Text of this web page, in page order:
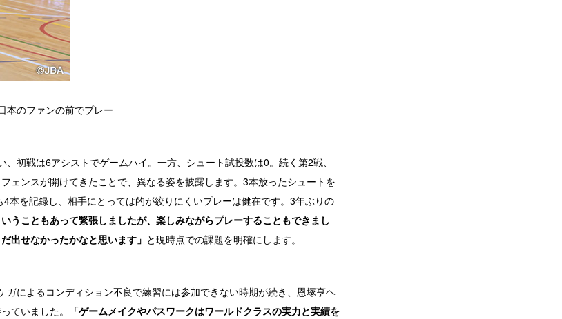
本のファンの前でプレー
初戦は6アシストでゲームハイ。一方、シュート試投数は0。続く第2戦、
ェンスが開けてきたことで、異なる姿を披露します。3本放ったシュートを
本を記録し、相手にとっては的が絞りにくいプレーは健在です。3年ぶりの
いうこともあって緊張しましたが、楽しみながらプレーすることもできまし
出せなかったかなと思います」 と現時点での課題を明確にします。
によるコンディション不良で練習には参加できない時期が続き、恩塚亨ヘ
ていました。
「ゲームメイクやパスワークはワールドクラスの実力と実績を